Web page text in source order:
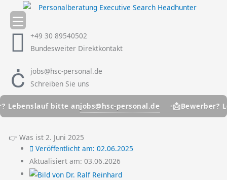
Inhalt
springen +49 30 89540502
Bundesweiter Direktkontakt
jobs@hsc-personal.de
Schreiben Sie uns
bitte anjobs@hsc-personal.de 📩 Bewerber?
👉 Was ist 2. Juni 2025
Veröffentlicht am:02.06.2025
Aktualisiert am: 03.06.2026